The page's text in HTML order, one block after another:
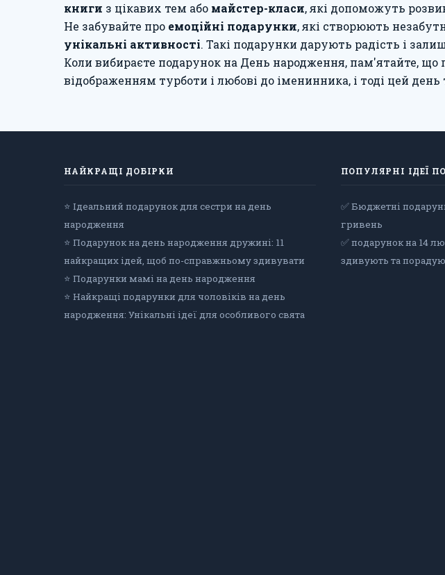
книги з цікавих тем або майстер-класи, які допоможуть
Не забувайте про емоційні подарунки, які створюють
унікальні активності. Такі подарунки дарують радість і
Коли вибираєте подарунок на День народження, пам'ятайте, що
відображенням турботи і любові до іменинника, і тоді цей
НАЙКРАЩІ ДОБІРКИ
⭐ Ідеальний подарунок для сестри на день
народження
⭐ Подарунок на день народження дружині: 11
найкращих ідей, щоб по-справжньому здивувати
⭐ Подарунки мамі на день народження
⭐ Найкращі подарунки для чоловіків на день
народження: Унікальні ідеї для особливого свята
ПОПУЛЯРНІ ІДЕЇ
✅ Бюджетні
гривень
✅ подарунок на 14
здивують та